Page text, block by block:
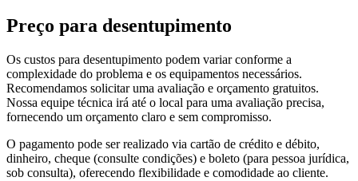
Preço para desentupimento
Os custos para desentupimento podem variar conforme a
complexidade do problema e os equipamentos necessários.
Recomendamos solicitar uma avaliação e orçamento gratuitos.
Nossa equipe técnica irá até o local para uma avaliação precisa,
fornecendo um orçamento claro e sem compromisso.
O pagamento pode ser realizado via cartão de crédito e débito,
dinheiro, cheque (consulte condições) e boleto (para pessoa jurídica,
sob consulta), oferecendo flexibilidade e comodidade ao cliente.